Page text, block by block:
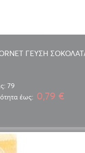
ΓΕΥΣΗ
79
έως: 0,79 €